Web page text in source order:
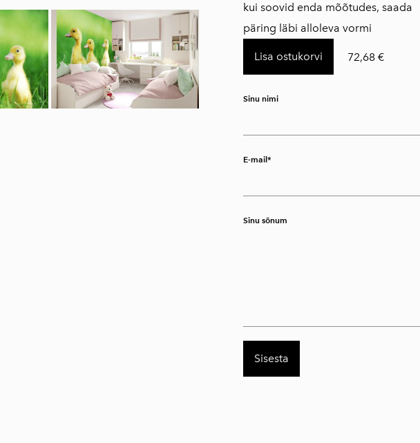
kui soovid enda mõõtudes, saada
päring läbi alloleva vormi
Lisa ostukorvi 72,68 €
Sinu nimi
E-mail
Sinu sõnum